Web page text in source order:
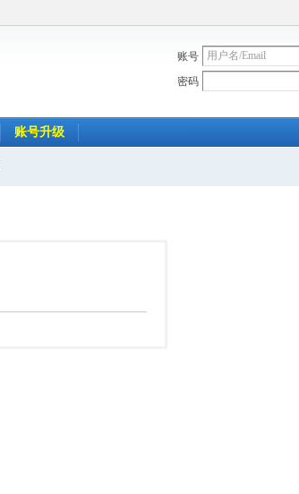
账号
密码
账号升级